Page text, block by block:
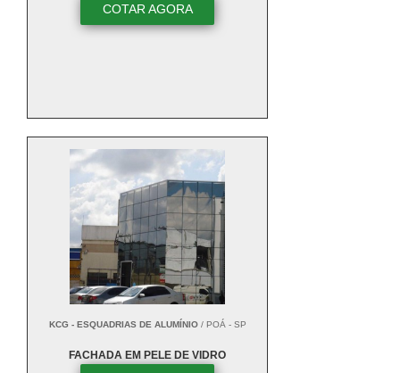
VIDRO
COTAR AGORA
KCG - ESQUADRIAS DE ALUMÍNIO/ POÁ - SP
FACHADA EM PELE DE VIDRO